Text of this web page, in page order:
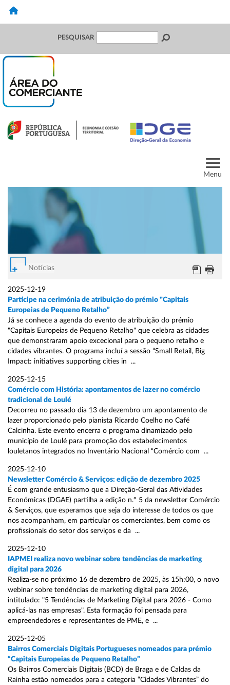
PESQUISAR
Menu
Notícias
2025-12-19
Participe na cerimónia de atribuição do prémio "Capitais
Europeias de Pequeno Retalho”
Já se conhece a agenda do evento de atribuição do prémio
"Capitais Europeias de Pequeno Retalho" que celebra as cidades
que demonstraram apoio excecional para o pequeno retalho e
cidades vibrantes. O programa incluí a sessão “Small Retail, Big
Impact: initiatives supporting cities in ...
2025-12-15
Comércio com História: apontamentos de lazer no comércio
tradicional de Loulé
Decorreu no passado dia 13 de dezembro um apontamento de
lazer proporcionado pelo pianista Ricardo Coelho no Café
Calcinha. Este evento encerra o programa dinamizado pelo
município de Loulé para promoção dos estabelecimentos
louletanos integrados no Inventário Nacional “Comércio com ...
2025-12-10
Newsletter Comércio & Serviços: edição de dezembro 2025
É com grande entusiasmo que a Direção-Geral das Atividades
Económicas (DGAE) partilha a edição n.º 5 da newsletter Comércio
& Serviços, que esperamos que seja do interesse de todos os que
nos acompanham, em particular os comerciantes, bem como os
profissionais do setor dos serviços e da ...
2025-12-10
IAPMEI realiza novo webinar sobre tendências de marketing
digital para 2026
Realiza-se no próximo 16 de dezembro de 2025, às 15h:00, o novo
webinar sobre tendências de marketing digital para 2026,
intitulado: "5 Tendências de Marketing Digital para 2026 - Como
aplicá-las nas empresas". Esta formação foi pensada para
empreendedores e representantes de PME, e ...
2025-12-05
Bairros Comerciais Digitais Portugueses nomeados para prémio
“Capitais Europeias de Pequeno Retalho”
Os Bairros Comerciais Digitais (BCD) de Braga e de Caldas da
Rainha estão nomeados para a categoria “Cidades Vibrantes” do